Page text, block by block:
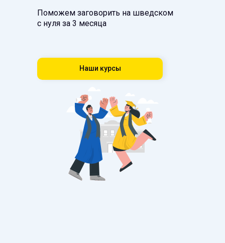
Поможем заговорить на шведском
с нуля за 3 месяца
Наши курсы